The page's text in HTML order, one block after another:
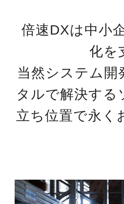
倍速DXは中小
化を
当然システム開
タルで解決する
立ち位置で永く